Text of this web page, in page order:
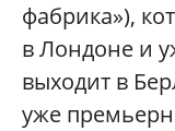
фабрика»),
в Лондоне и
выходит в
уже